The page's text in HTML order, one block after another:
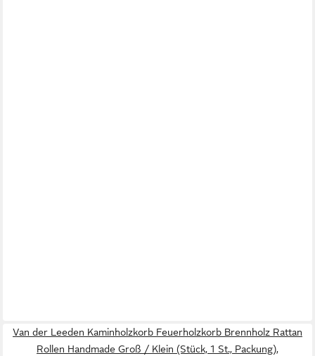
Van der Leeden Kaminholzkorb Feuerholzkorb Brennholz Rattan
Rollen Handmade Groß / Klein (Stück, 1 St., Packung),